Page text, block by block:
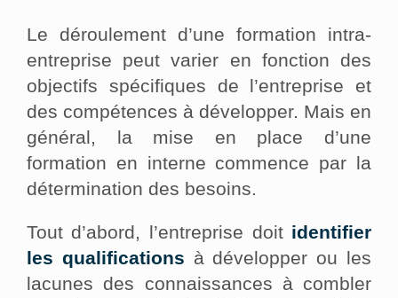
Le déroulement d’une formation intra-
entreprise peut varier en fonction des
objectifs spécifiques de l’entreprise et
des compétences à développer. Mais en
général, la mise en place d’une
formation en interne commence par la
détermination des besoins.
Tout d’abord, l’entreprise doit identifier
les qualifications à développer ou les
lacunes des connaissances à combler